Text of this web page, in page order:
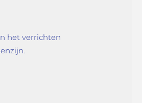
het verrichten